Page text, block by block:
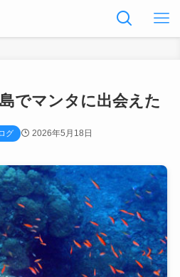
でマンタに出会えた
グ 2026年5月18日